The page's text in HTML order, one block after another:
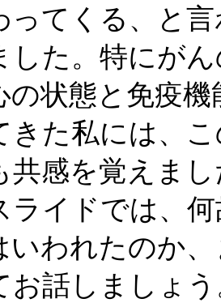
ってくる、と
した。特にが
の状態と免疫
きた私には、
共感を覚えま
ライドでは、
いわれたのか
お話しましょ